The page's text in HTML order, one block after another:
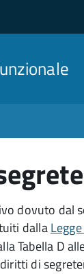
dovuto dal
dalla
Tabella D
di